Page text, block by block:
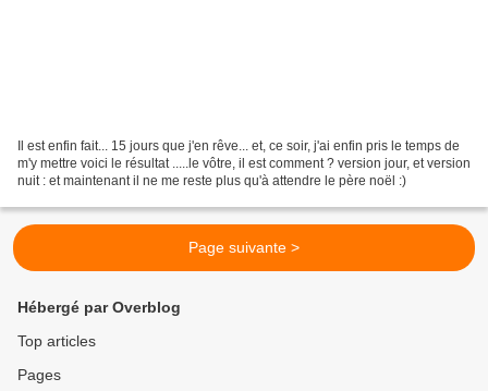
Il est enfin fait... 15 jours que j'en rêve... et, ce soir, j'ai enfin pris le temps de
m'y mettre voici le résultat .....le vôtre, il est comment ? version jour, et version
nuit : et maintenant il ne me reste plus qu'à attendre le père noël :)
Page suivante >
Hébergé par Overblog
Top articles
Pages